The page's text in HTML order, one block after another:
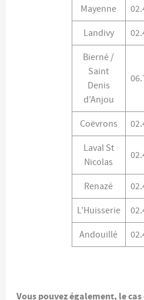
Mayenne
Landivy
Bierné /
Saint
Denis
d'Anjou
Coëvrons
Laval St
Nicolas
Renazé
L'Huisserie
Andouillé
Vous pouvez également, le